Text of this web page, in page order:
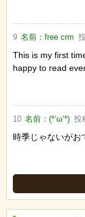
9 名前：free crm
This is my first
happy to read
10 名前：(*‘ω‘*) 投
時季じゃないがお